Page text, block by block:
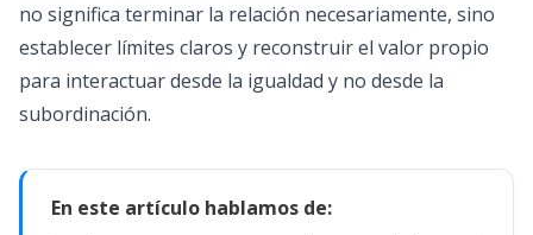
no significa terminar la relación necesariamente, sino
establecer límites claros y reconstruir el valor propio
para interactuar desde la igualdad y no desde la
subordinación.
En este artículo hablamos de: